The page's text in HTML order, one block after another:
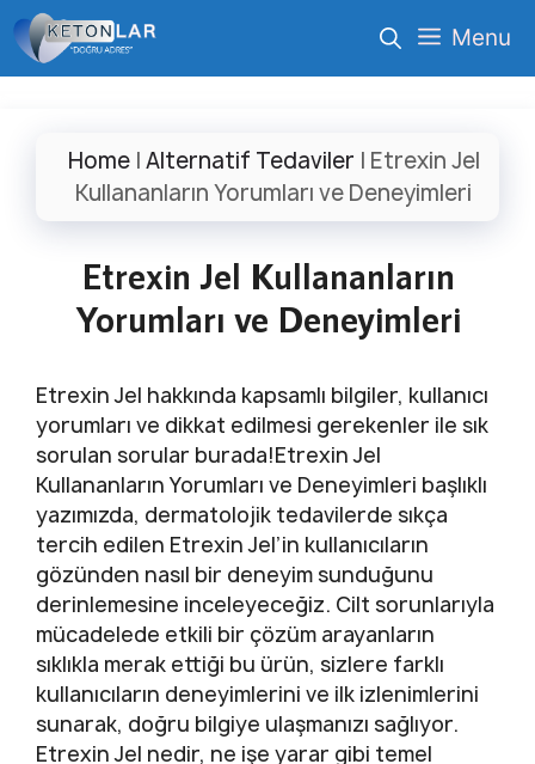
İçeriğe
atla
Menu
Home| Alternatif Tedaviler | Etrexin Jel
Kullananların Yorumları ve Deneyimleri
Etrexin Jel Kullananların
Yorumları ve Deneyimleri
Etrexin Jel hakkında kapsamlı bilgiler, kullanıcı
yorumları ve dikkat edilmesi gerekenler ile sık
sorulan sorular burada!Etrexin Jel
Kullananların Yorumları ve Deneyimleri başlıklı
yazımızda, dermatolojik tedavilerde sıkça
tercih edilen Etrexin Jel’in kullanıcıların
gözünden nasıl bir deneyim sunduğunu
derinlemesine inceleyeceğiz. Cilt sorunlarıyla
mücadelede etkili bir çözüm arayanların
sıklıkla merak ettiği bu ürün, sizlere farklı
kullanıcıların deneyimlerini ve ilk izlenimlerini
sunarak, doğru bilgiye ulaşmanızı sağlıyor.
Etrexin Jel nedir, ne işe yarar gibi temel